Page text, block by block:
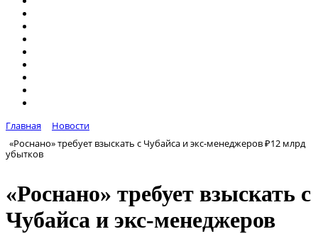
Главная
Новости
«Роснано» требует взыскать с Чубайса и экс-менеджеров ₽12 млрд
убытков
«Роснано» требует взыскать с
Чубайса и экс-менеджеров